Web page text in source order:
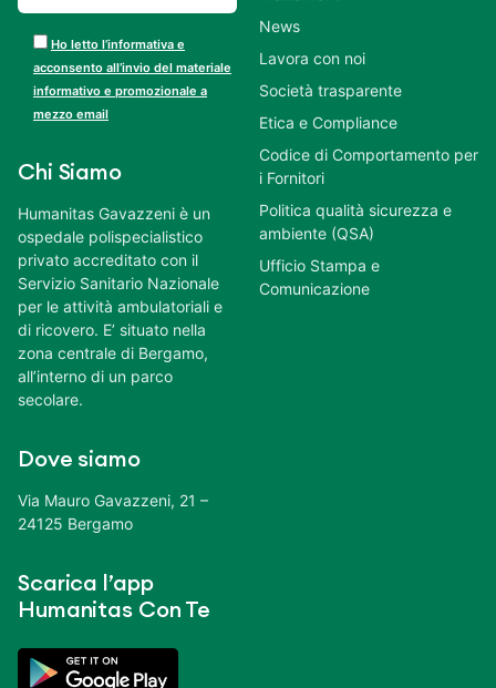
Ho letto l’informativa e
acconsento all’invio del materiale
informativo e promozionale a
mezzo email
Chi Siamo
Humanitas Gavazzeni è un
ospedale polispecialistico
privato accreditato con il
Servizio Sanitario Nazionale
per le attività ambulatoriali e
di ricovero. E’ situato nella
zona centrale di Bergamo,
all’interno di un parco
secolare.
Dove siamo
Via Mauro Gavazzeni, 21 –
24125 Bergamo
Scarica l’app
Humanitas Con Te
News
Lavora con noi
Società trasparente
Etica e Compliance
Codice di Comportamento per
i Fornitori
Politica qualità sicurezza e
ambiente (QSA)
Ufficio Stampa e
Comunicazione